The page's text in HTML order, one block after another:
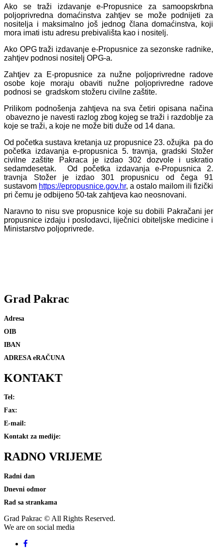
Ako se traži izdavanje e-Propusnice za samoopskrbna
poljoprivredna domaćinstva zahtjev se može podnijeti za
nositelja i maksimalno još jednog člana domaćinstva, koji
mora imati istu adresu prebivališta kao i nositelj.
Ako OPG traži izdavanje e-Propusnice za sezonske radnike,
zahtjev podnosi nositelj OPG-a.
Zahtjev za E-propusnice za nužne poljoprivredne radove
osobe koje moraju obaviti nužne poljoprivredne radove
podnosi se gradskom stožeru civilne zaštite.
Prilikom podnošenja zahtjeva na sva četiri opisana načina
obavezno je navesti razlog zbog kojeg se traži i razdoblje za
koje se traži, a koje ne može biti duže od 14 dana.
Od početka sustava kretanja uz propusnice 23. ožujka pa do
početka izdavanja e-propusnica 5. travnja, gradski Stožer
civilne zaštite Pakraca je izdao 302 dozvole i uskratio
sedamdesetak. Od početka izdavanja e-Propusnica 2.
travnja Stožer je izdao 301 propusnicu od čega 91
sustavom https://epropusnice.gov.hr, a ostalo mailom ili fizički
pri čemu je odbijeno 50-tak zahtjeva kao neosnovani.
Naravno to nisu sve propusnice koje su dobili Pakračani jer
propusnice izdaju i poslodavci, liječnici obiteljske medicine i
Ministarstvo poljoprivrede.
Grad Pakrac
Adresa
OIB
IBAN
ADRESA eRAČUNA
KONTAKT
Tel:
Fax:
E-mail:
Kontakt za medije:
RADNO VRIJEME
Radni dan
Dnevni odmor
Rad sa strankama
Grad Pakrac © All Rights Reserved.
We are on social media
Facebook